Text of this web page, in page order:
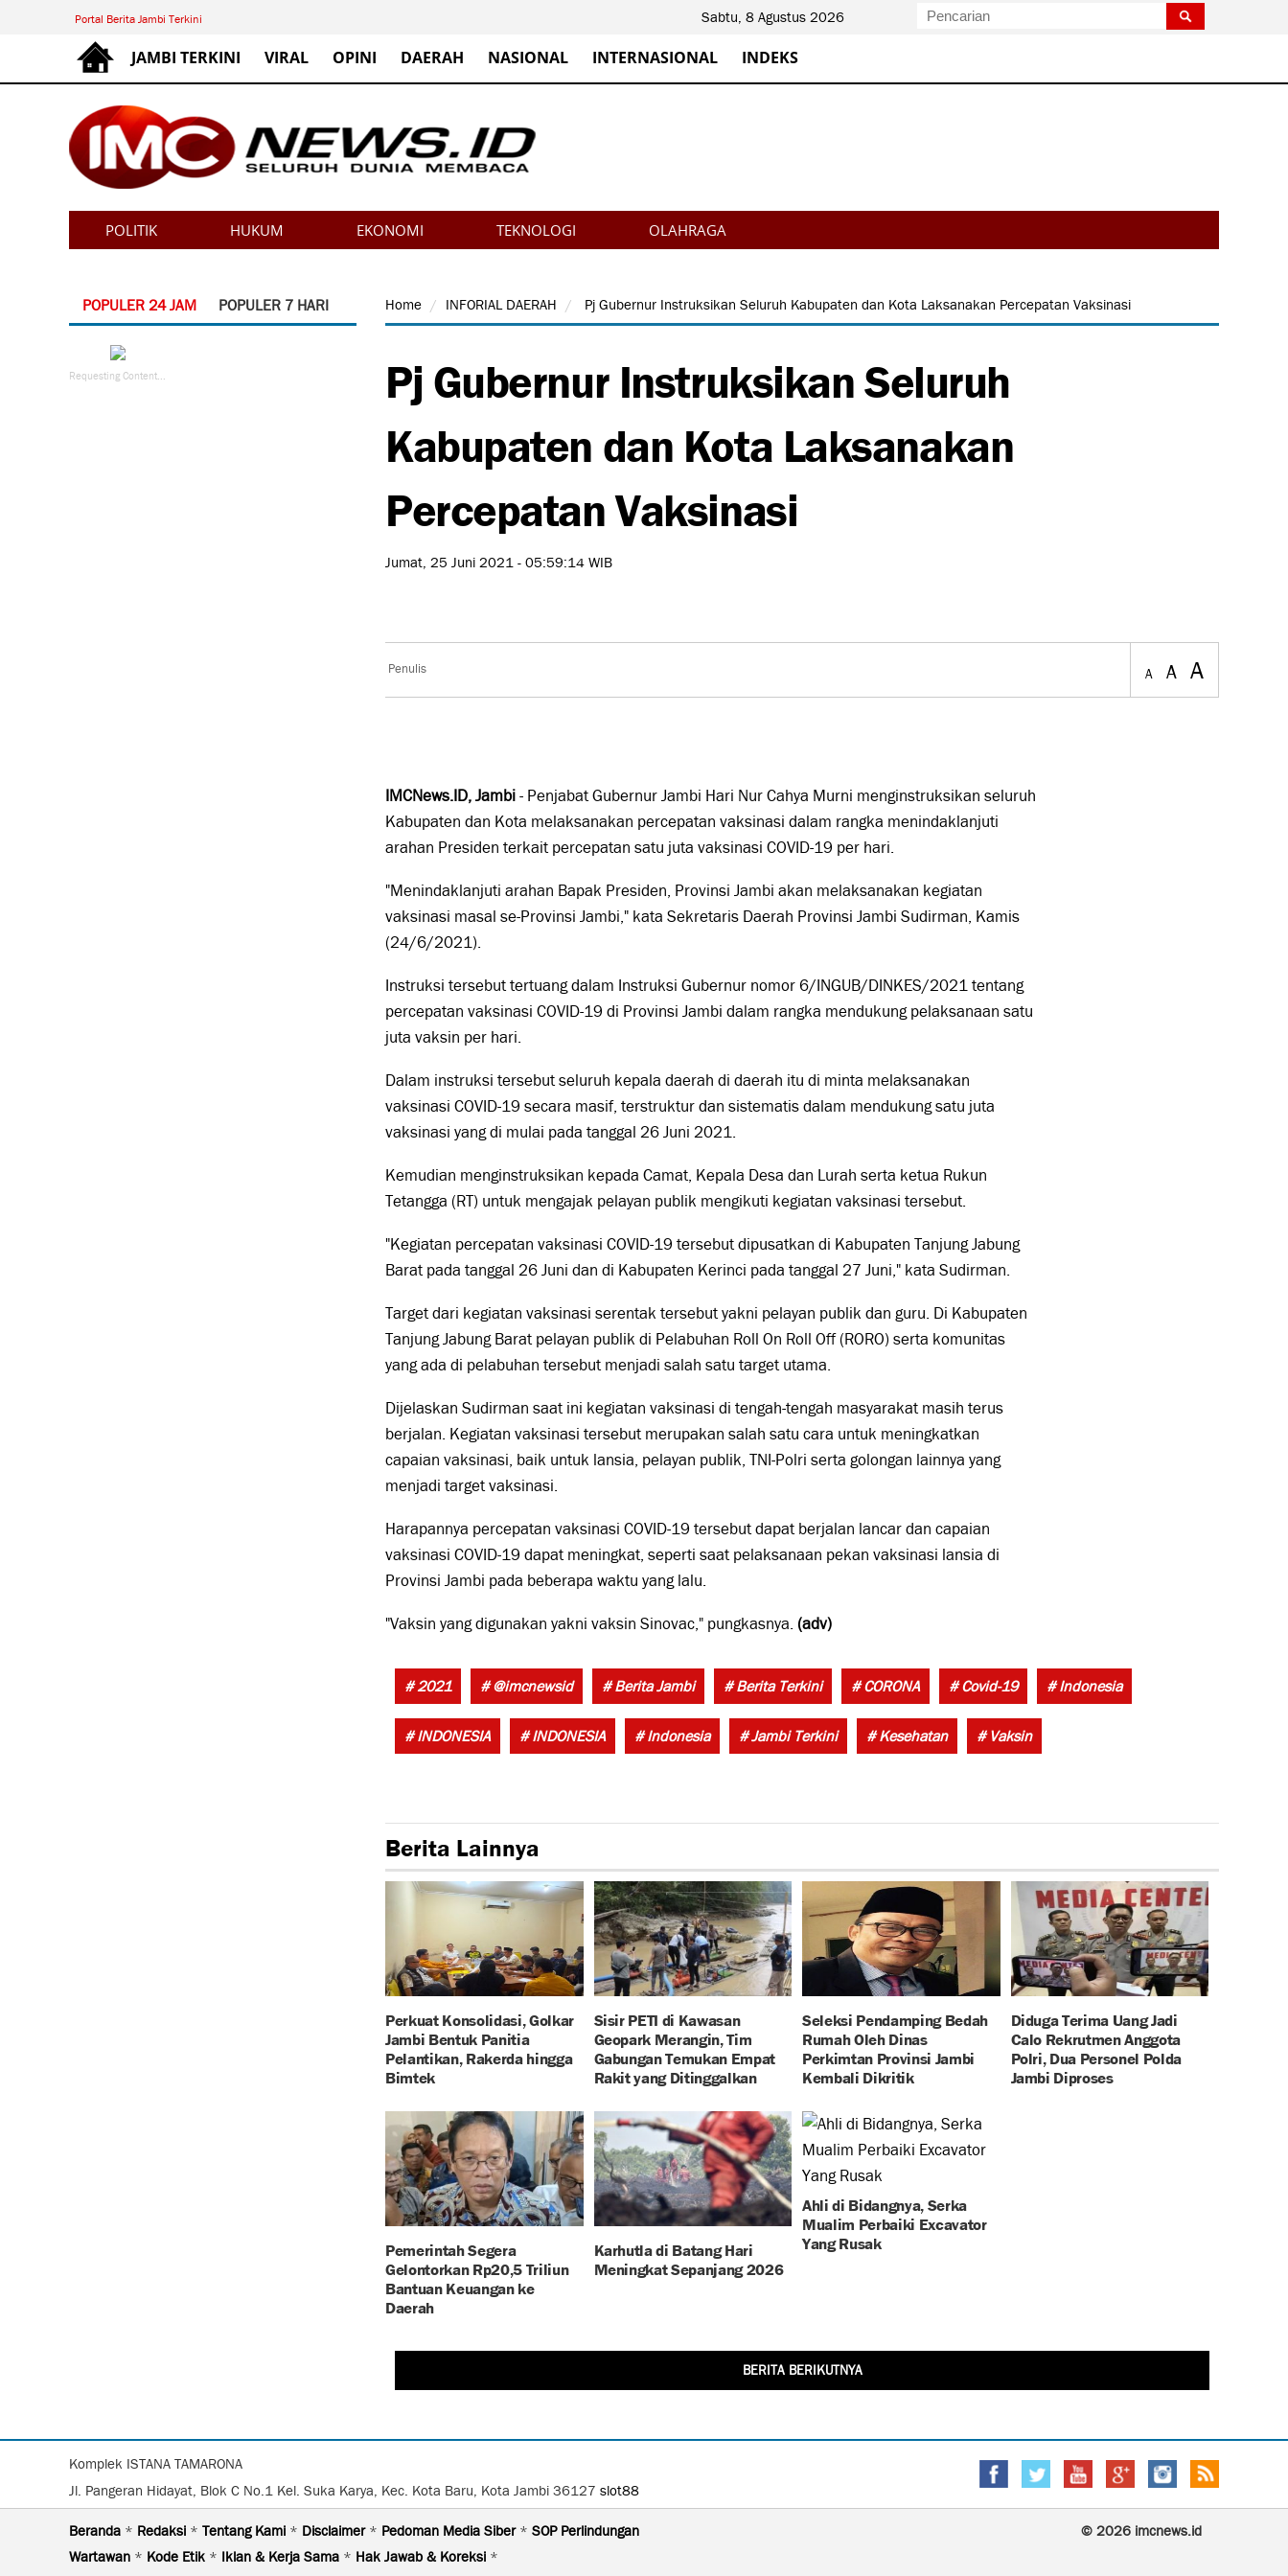
Portal Berita Jambi Terkini Sabtu, 8 Agustus 2026
JAMBI TERKINI VIRAL OPINI DAERAH NASIONAL INTERNASIONAL INDEKS
POLITIK HUKUM EKONOMI TEKNOLOGI OLAHRAGA
POPULER 24 JAM POPULER 7 HARI
Requesting Content...
Home INFORIAL DAERAH Pj Gubernur Instruksikan Seluruh Kabupaten dan Kota Laksanakan Percepatan Vaksinasi
Pj Gubernur Instruksikan Seluruh
Kabupaten dan Kota Laksanakan
Percepatan Vaksinasi
Jumat, 25 Juni 2021 - 05:59:14 WIB
Penulis A A A
IMCNews.ID, Jambi- Penjabat Gubernur Jambi Hari Nur Cahya Murni menginstruksikan seluruh
Kabupaten dan Kota melaksanakan percepatan vaksinasi dalam rangka menindaklanjuti
arahan Presiden terkait percepatan satu juta vaksinasi COVID-19 per hari.
"Menindaklanjuti arahan Bapak Presiden, Provinsi Jambi akan melaksanakan kegiatan
vaksinasi masal se-Provinsi Jambi," kata Sekretaris Daerah Provinsi Jambi Sudirman, Kamis
(24/6/2021).
Instruksi tersebut tertuang dalam Instruksi Gubernur nomor 6/INGUB/DINKES/2021 tentang
percepatan vaksinasi COVID-19 di Provinsi Jambi dalam rangka mendukung pelaksanaan satu
juta vaksin per hari.
Dalam instruksi tersebut seluruh kepala daerah di daerah itu di minta melaksanakan
vaksinasi COVID-19 secara masif, terstruktur dan sistematis dalam mendukung satu juta
vaksinasi yang di mulai pada tanggal 26 Juni 2021.
Kemudian menginstruksikan kepada Camat, Kepala Desa dan Lurah serta ketua Rukun
Tetangga (RT) untuk mengajak pelayan publik mengikuti kegiatan vaksinasi tersebut.
"Kegiatan percepatan vaksinasi COVID-19 tersebut dipusatkan di Kabupaten Tanjung Jabung
Barat pada tanggal 26 Juni dan di Kabupaten Kerinci pada tanggal 27 Juni," kata Sudirman.
Target dari kegiatan vaksinasi serentak tersebut yakni pelayan publik dan guru. Di Kabupaten
Tanjung Jabung Barat pelayan publik di Pelabuhan Roll On Roll Off (RORO) serta komunitas
yang ada di pelabuhan tersebut menjadi salah satu target utama.
Dijelaskan Sudirman saat ini kegiatan vaksinasi di tengah-tengah masyarakat masih terus
berjalan. Kegiatan vaksinasi tersebut merupakan salah satu cara untuk meningkatkan
capaian vaksinasi, baik untuk lansia, pelayan publik, TNI-Polri serta golongan lainnya yang
menjadi target vaksinasi.
Harapannya percepatan vaksinasi COVID-19 tersebut dapat berjalan lancar dan capaian
vaksinasi COVID-19 dapat meningkat, seperti saat pelaksanaan pekan vaksinasi lansia di
Provinsi Jambi pada beberapa waktu yang lalu.
"Vaksin yang digunakan yakni vaksin Sinovac," pungkasnya. (adv)
# 2021 # @imcnewsid # Berita Jambi # Berita Terkini # CORONA # Covid-19 # Indonesia
# INDONESIA # INDONESIA # Indonesia # Jambi Terkini # Kesehatan # Vaksin
Berita Lainnya
Perkuat Konsolidasi, Golkar
Jambi Bentuk Panitia
Pelantikan, Rakerda hingga
Bimtek
Sisir PETI di Kawasan
Geopark Merangin, Tim
Gabungan Temukan Empat
Rakit yang Ditinggalkan
Seleksi Pendamping Bedah
Rumah Oleh Dinas
Perkimtan Provinsi Jambi
Kembali Dikritik
Diduga Terima Uang Jadi
Calo Rekrutmen Anggota
Polri, Dua Personel Polda
Jambi Diproses
Pemerintah Segera
Gelontorkan Rp20,5 Triliun
Bantuan Keuangan ke
Daerah
Karhutla di Batang Hari
Meningkat Sepanjang 2026
Ahli di Bidangnya, Serka
Mualim Perbaiki Excavator
Yang Rusak
BERITA BERIKUTNYA
Komplek ISTANA TAMARONA
Jl. Pangeran Hidayat, Blok C No.1 Kel. Suka Karya, Kec. Kota Baru, Kota Jambi 36127 slot88
Beranda * Redaksi * Tentang Kami * Disclaimer * Pedoman Media Siber * SOP Perlindungan
Wartawan * Kode Etik * Iklan & Kerja Sama * Hak Jawab & Koreksi *
© 2026 imcnews.id